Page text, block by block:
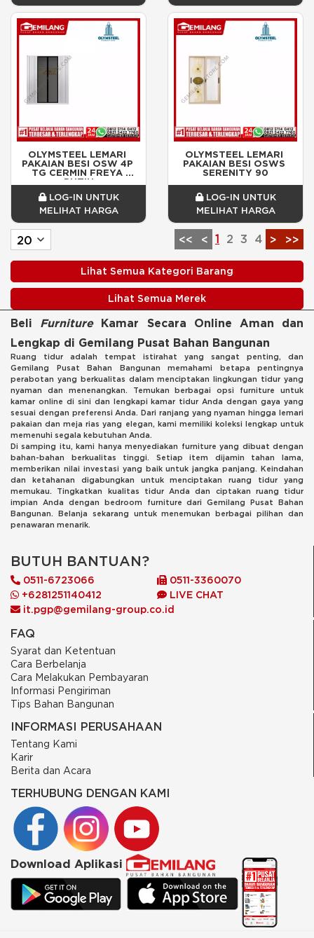
OLYMSTEEL LEMARI
PAKAIAN BESI OSW 4P
TG CERMIN FREYA
PUTIH
LOG-IN UNTUK
MELIHAT HARGA
OLYMSTEEL LEMARI
PAKAIAN BESI OSWS
SERENITY 90
LOG-IN UNTUK
MELIHAT HARGA
<< < 1 2 3 4 > >>
Lihat Semua Kategori Barang
Lihat Semua Merek
Beli FurnitureKamar Secara Online Aman dan
Lengkap di Gemilang Pusat Bahan Bangunan
Ruang tidur adalah tempat istirahat yang sangat penting, dan
Gemilang Pusat Bahan Bangunan memahami betapa pentingnya
perabotan yang berkualitas dalam menciptakan lingkungan tidur yang
nyaman dan menenangkan. Temukan berbagai opsi furniture untuk
kamar online di sini dan lengkapi kamar tidur Anda dengan gaya yang
sesuai dengan preferensi Anda. Dari ranjang yang nyaman hingga lemari
pakaian dan meja rias yang elegan, kami memiliki koleksi lengkap untuk
memenuhi segala kebutuhan Anda.
Di samping itu, kami hanya menyediakan furniture yang dibuat dengan
bahan-bahan berkualitas tinggi. Setiap item dijamin tahan lama,
memberikan nilai investasi yang baik untuk jangka panjang. Keindahan
dan ketahanan digabungkan untuk menciptakan ruang tidur yang
memukau. Tingkatkan kualitas tidur Anda dan ciptakan ruang tidur
impian Anda dengan bedroom furniture dari Gemilang Pusat Bahan
Bangunan. Belanja sekarang untuk menemukan berbagai pilihan dan
penawaran menarik.
BUTUH BANTUAN?
0511-6723066
0511-3360070
+6281251140412
LIVE CHAT
it.pgp@gemilang-group.co.id
FAQ
Syarat dan Ketentuan
Cara Berbelanja
Cara Melakukan Pembayaran
Informasi Pengiriman
Tips Bahan Bangunan
INFORMASI PERUSAHAAN
Tentang Kami
Karir
Berita dan Acara
TERHUBUNG DENGAN KAMI
Download Aplikasi